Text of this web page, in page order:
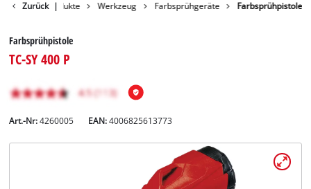
Zurück |
Produkte Werkzeug Farbsprühgeräte Farbsprühpistole
Farbsprühpistole
TC-SY 400 P
Art.-Nr: 4260005 EAN:4006825613773